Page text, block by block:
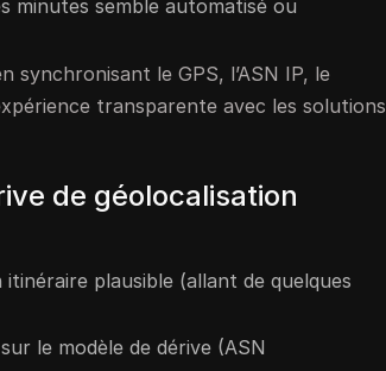
minutes semble automatisé ou
synchronisant le GPS, l’ASN IP, le
transparente avec les solutions
de géolocalisation
plausible (allant de quelques
le modèle de dérive (ASN